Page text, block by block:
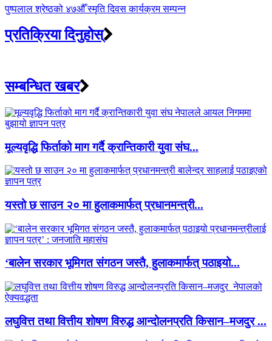
पुष्पलाल श्रेष्ठको ४७औँ स्मृति दिवस कार्यक्रम सम्पन्न
प्रतिक्रिया दिनुहोस्
सम्बन्धित खबर
मूल्यवृद्धि फिर्ताको माग गर्दै क्रान्तिकारी युवा संघ...
यस्तो छ साउन २० मा हुलाकमार्फत् प्रधानमन्त्री...
‘बालेन सरकार भूमिगत संगठन जस्तै, हुलाकमार्फत् पठाइयो...
लघुवित्त तथा वित्तीय शोषण विरुद्ध आन्दोलनप्रति किसान–मजदुर ...